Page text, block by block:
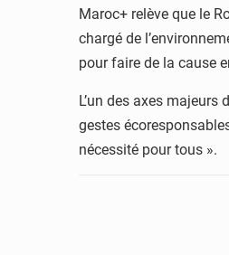
Maroc+ relève que le
chargé de
pour faire de la cause
L’un des axes
gestes
nécessité pour tous ».